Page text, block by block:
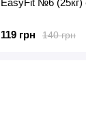
EasyFit №6 (25кг)
140 грн
119 грн